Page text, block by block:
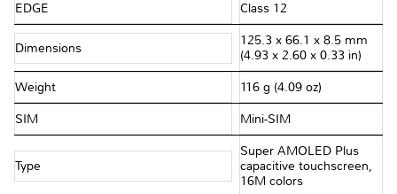
EDGE Class 12
Dimensions
125.3 x 66.1 x 8.5 mm
(4.93 x 2.60 x 0.33 in)
Weight 116 g (4.09 oz)
SIM Mini-SIM
Type
Super AMOLED Plus
capacitive touchscreen,
16M colors